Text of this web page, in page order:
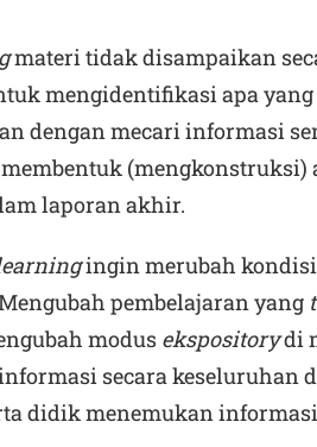
materi tidak disampaikan
mengidentifikasi apa
dengan mecari informasi
(mengkonstruksi)
laporan akhir.
ingin merubah
pembelajaran yang
modus ekspositorydi
secara keseluruhan
didik menemukan